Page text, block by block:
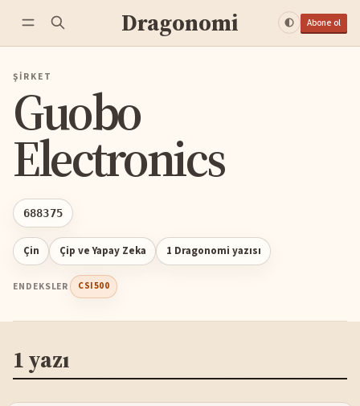
Dragonomi Abone ol
ŞIRKET
Guobo
Electronics
688375
Çin Çip ve Yapay Zeka 1 Dragonomi yazısı
ENDEKSLER CSI500
1 yazı